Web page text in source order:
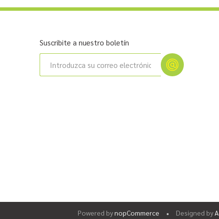
Suscribite a nuestro boletín
Powered bynopCommerce Designed by